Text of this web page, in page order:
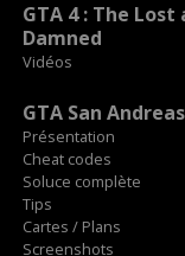
GTA 4 : The Lost
Damned
Vidéos
GTA San Andreas
Présentation
Cheat codes
Soluce complète
Tips
Cartes / Plans
Screenshots